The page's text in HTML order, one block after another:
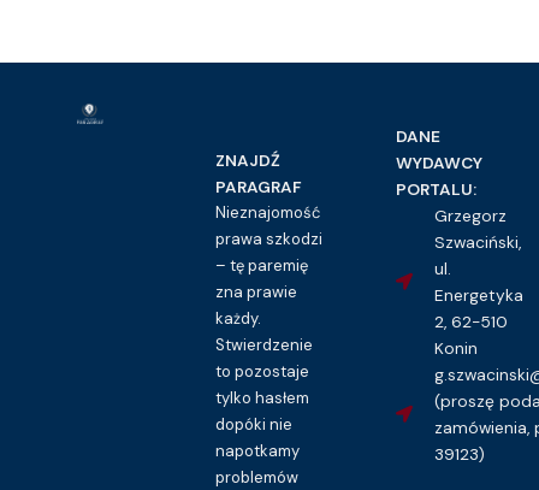
ZNAJDŹ
PARAGRAF
Nieznajomość
prawa szkodzi
– tę paremię
zna prawie
każdy.
Stwierdzenie
to pozostaje
tylko hasłem
dopóki nie
napotkamy
problemów
DANE
WYDAWCY
PORTALU:
Grzegorz
Szwaciński,
ul.
Energetyka
2, 62-510
Konin
(proszę
zamówienia,
39123)